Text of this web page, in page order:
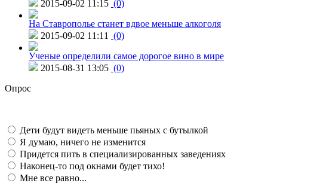
2015-09-02 11:15 (0)
На Ставрополье станет вдвое меньше алкоголя
2015-09-02 11:11
(0)
Ученые определили самое дорогое вино в мире
2015-08-31 13:05 (0)
Опрос
Дети будут видеть меньше пьяных с бутылкой
Я думаю, ничего не изменится
Придется пить в специализированных заведениях
Наконец-то под окнами будет тихо!
Мне все равно...